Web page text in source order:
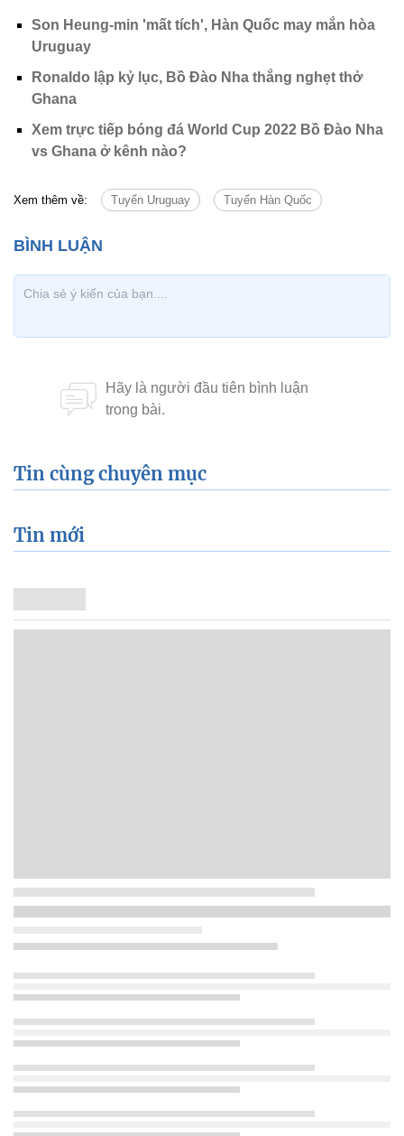
Son Heung-min 'mất tích', Hàn Quốc may mắn hòa
Uruguay
Ronaldo lập kỷ lục, Bồ Đào Nha thắng nghẹt thở
Ghana
Xem trực tiếp bóng đá World Cup 2022 Bồ Đào Nha
vs Ghana ở kênh nào?
Xem thêm về: Tuyển Uruguay Tuyển Hàn Quốc
Tin cùng chuyên mục
Tin mới